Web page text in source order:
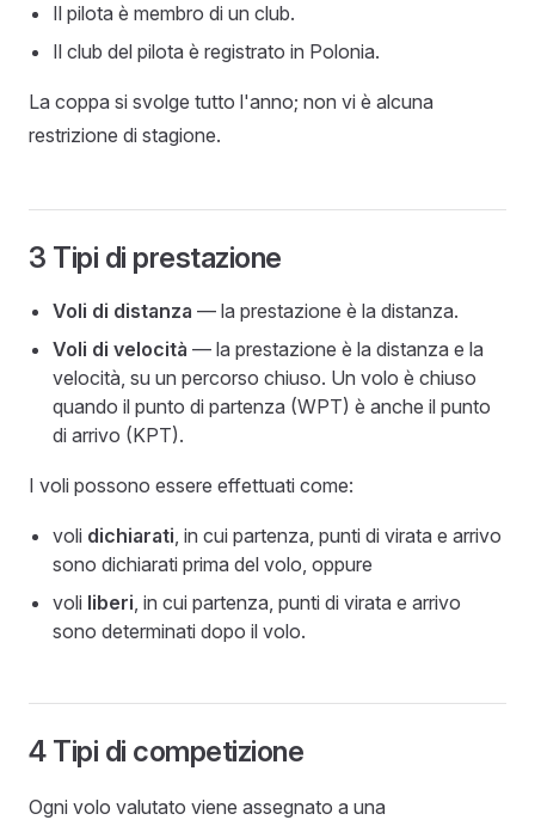
Il pilota è membro di un club.
Il club del pilota è registrato in Polonia.
La coppa si svolge tutto l'anno; non vi è alcuna
restrizione di stagione.
3 Tipi di prestazione
Voli di distanza — la prestazione è la distanza.
Voli di velocità — la prestazione è la distanza e la
velocità, su un percorso chiuso. Un volo è chiuso
quando il punto di partenza (WPT) è anche il punto
di arrivo (KPT).
I voli possono essere effettuati come:
voli dichiarati, in cui partenza, punti di virata e arrivo
sono dichiarati prima del volo, oppure
voli liberi, in cui partenza, punti di virata e arrivo
sono determinati dopo il volo.
4 Tipi di competizione
Ogni volo valutato viene assegnato a una